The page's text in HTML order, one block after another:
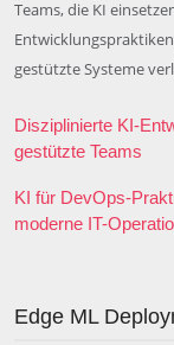
Teams, die KI
gestützte Systeme
Disziplinierte KI-
gestützte Teams
KI für DevOps-
moderne IT-
Edge ML